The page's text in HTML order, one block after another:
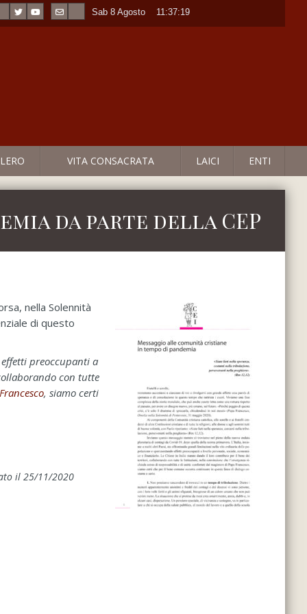
Sab 8 Agosto 11:37:19
VITA CONSACRATA LAICI ENTI
da parte della CEP
nella Solennità
di questo
preoccupanti a
con tutte
, siamo certi
il 25/11/2020